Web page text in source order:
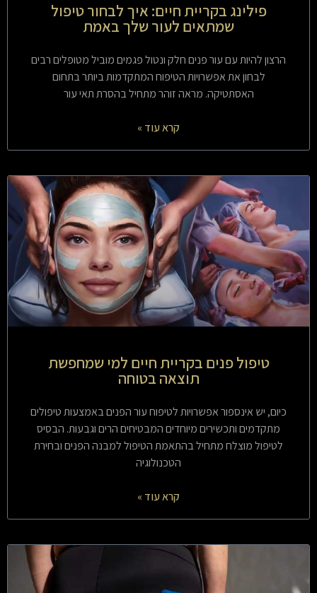
פילינג בקריית חיים: איך לבחור טיפול
שמתאים לעור שלך באמת
הרצון להיות עם עור פנים חלק ונטול פגמים מוביל מטופלים רבים
לבחון את אפשרויות הטיפוח המתקדמות ביותר בתחום
האסתטיקה. מראה זוהר מתחיל בהסרת תאי עור
קרא עוד »
טיפול פנים בקריית חיים למי שמחפשת
תוצאה בטוחה
כיום, יש אינספור אפשרויות לטיפוח עור הפנים באמצעות טיפולים
מתקדמים ותכשירים מיוחדים המבטיחים הרים וגבעות. הבסיס
לטיפול מוצלח מתחיל בהתאמת הטיפול למבנה הפנים ובחירת
הטכנולוגיה
קרא עוד »